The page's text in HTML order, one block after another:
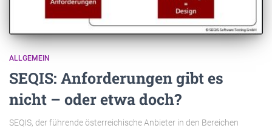
ALLGEMEIN
SEQIS: Anforderungen gibt es
nicht – oder etwa doch?
SEQIS, der führende österreichische Anbieter in den Bereichen